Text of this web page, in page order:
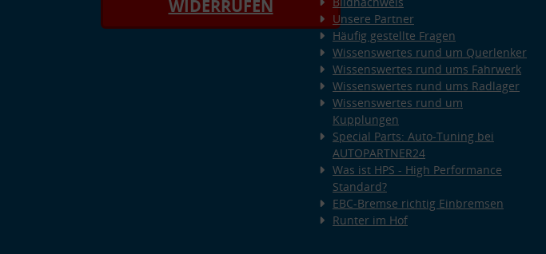
WIDERRUFEN
Unsere Partner
Häufig gestellte Fragen
Wissenswertes rund um Querlenker
Wissenswertes rund ums Fahrwerk
Wissenswertes rund ums Radlager
Wissenswertes rund um
Kupplungen
Special Parts: Auto-Tuning bei
AUTOPARTNER24
Was ist HPS - High Performance
Standard?
EBC-Bremse richtig Einbremsen
Runter im Hof